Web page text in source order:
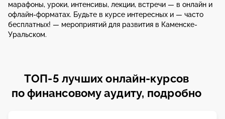
марафоны, уроки, интенсивы, лекции, встречи — в онлайн и
офлайн-форматах. Будьте в курсе интересных и — часто
бесплатных! — мероприятий для развития в Каменске-
Уральском.
ТОП-5 лучших онлайн-курсов
по финансовому аудиту, подробно